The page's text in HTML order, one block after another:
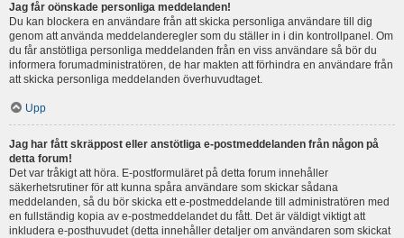
Jag får oönskade personliga meddelanden!
Du kan blockera en användare från att skicka personliga användare till dig
genom att använda meddelanderegler som du ställer in i din kontrollpanel. Om
du får anstötliga personliga meddelanden från en viss användare så bör du
informera forumadministratören, de har makten att förhindra en användare från
att skicka personliga meddelanden överhuvudtaget.
Upp
Jag har fått skräppost eller anstötliga e-postmeddelanden från någon på
detta forum!
Det var tråkigt att höra. E-postformuläret på detta forum innehåller
säkerhetsrutiner för att kunna spåra användare som skickar sådana
meddelanden, så du bör skicka ett e-postmeddelande till administratören med
en fullständig kopia av e-postmeddelandet du fått. Det är väldigt viktigt att
inkludera e-posthuvudet (detta innehåller detaljer om användaren som skickat